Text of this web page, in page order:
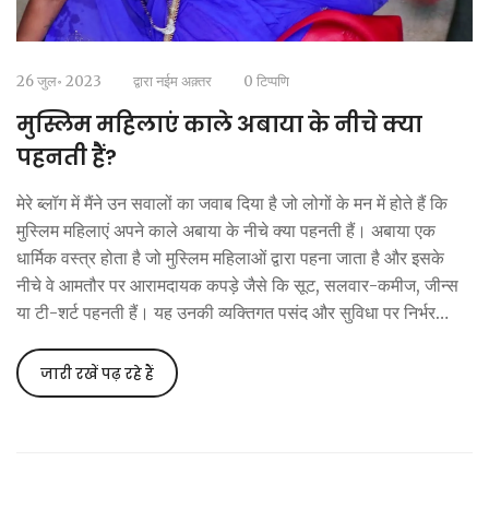
26 जुल॰ 2023 द्वारानईम अक़्तर 0 टिप्पणि
मुस्लिम महिलाएं काले अबाया के नीचे क्या
पहनती हैं?
मेरे ब्लॉग में मैंने उन सवालों का जवाब दिया है जो लोगों के मन में होते हैं कि
मुस्लिम महिलाएं अपने काले अबाया के नीचे क्या पहनती हैं। अबाया एक
धार्मिक वस्त्र होता है जो मुस्लिम महिलाओं द्वारा पहना जाता है और इसके
नीचे वे आमतौर पर आरामदायक कपड़े जैसे कि सूट, सलवार-कमीज, जीन्स
या टी-शर्ट पहनती हैं। यह उनकी व्यक्तिगत पसंद और सुविधा पर निर्भर
धार्मिक अनुशासन व्यक्त होता है।
जारी रखें पढ़ रहे हैं